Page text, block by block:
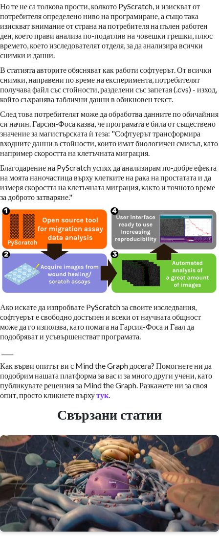
Но те не са толкова прости, колкото PyScratch, и изискват от
потребителя определено ниво на програмиране, а също така
изискват внимание от страна на потребителя на пълен работен
ден, което прави анализа по-податлив на човешки грешки, плюс
времето, което изследователят отделя, за да анализира всички
снимки и данни.
В статията авторите обясняват как работи софтуерът. От всички
снимки, направени по време на експеримента, потребителят
получава файл със стойности, разделени със запетая (.cvs) - изход,
който съхранява таблични данни в обикновен текст.
След това потребителят може да обработва данните по обичайния
си начин. Гарсия-Фоса казва, че програмата е била от съществено
значение за магистърската ѝ теза: "Софтуерът трансформира
входните данни в стойности, които имат биологичен смисъл, като
например скоростта на клетъчната миграция.
Благодарение на PyScratch успях да анализирам по-добре ефекта
на моята наночастица върху клетките на рака на простатата и да
измеря скоростта на клетъчната миграция, както и точното време
за доброто затваряне."
Ако искате да изпробвате PyScratch за своите изследвания,
софтуерът е свободно достъпен и всеки от научната общност
може да го използва, като помага на Гарсия-Фоса и Гаал да
подобряват и усъвършенстват програмата.
Как върви опитът ви с Mind the Graph досега? Помогнете ни да
подобрим нашата платформа за вас и за много други учени, като
публикувате рецензия за Mind the Graph. Разкажете ни за своя
опит, просто кликнете върхутук.
Свързани статии